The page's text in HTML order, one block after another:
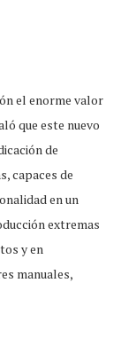
el enorme valor
que este nuevo
de
capaces de
en un
extremas
y en
manuales,